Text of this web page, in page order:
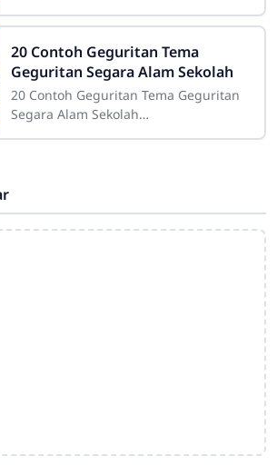
memiliki peran yang sangat penting.
Tidak hanya
20 Contoh Geguritan Tema
Geguritan Segara Alam Sekolah
20 Contoh Geguritan Tema Geguritan
Segara Alam Sekolah